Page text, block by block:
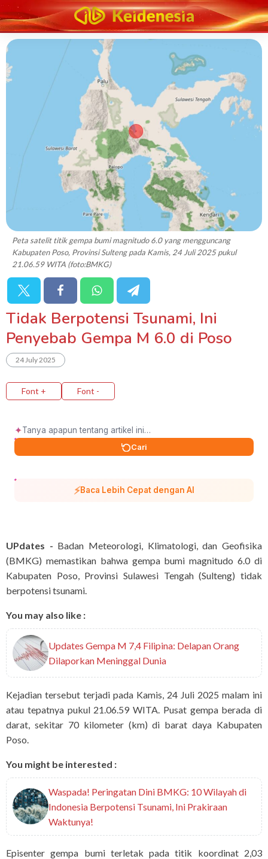
Peta satelit titik gempa bumi magnitudo 6.0 yang mengguncang
Kabupaten Poso, Provinsi Sulteng pada Kamis, 24 Juli 2025 pukul
21.06.59 WITA (foto:BMKG)
Tidak Berpotensi Tsunami, Ini
Penyebab Gempa M 6.0 di Poso
24 July 2025
Font + Font -
✦
Cari
⚡Baca Lebih Cepat dengan AI
UPdates - Badan Meteorologi, Klimatologi, dan Geofisika
(BMKG) memastikan bahwa gempa bumi magnitudo 6.0 di
Kabupaten Poso, Provinsi Sulawesi Tengah (Sulteng) tidak
berpotensi tsunami.
You may also like :
Updates Gempa M 7,4 Filipina: Delapan Orang
Dilaporkan Meninggal Dunia
Kejadian tersebut terjadi pada Kamis, 24 Juli 2025 malam ini
atau tepatnya pukul 21.06.59 WITA. Pusat gempa berada di
darat, sekitar 70 kilometer (km) di barat daya Kabupaten
Poso.
You might be interested :
Waspada! Peringatan Dini BMKG: 10 Wilayah di
Indonesia Berpotensi Tsunami, Ini Prakiraan
Waktunya!
Episenter gempa bumi terletak pada titik koordinat 2,03